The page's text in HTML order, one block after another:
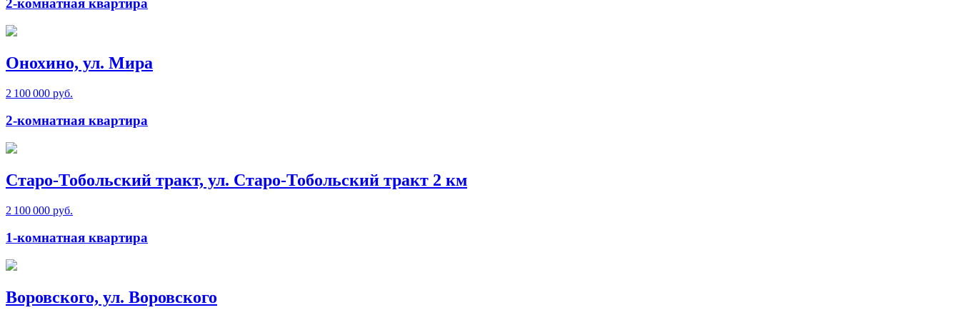
2-комнатная квартира
Онохино, ул. Мира
2 100 000 руб.
2-комнатная квартира
Старо-Тобольский тракт, ул. Старо-Тобольский тракт 2 км
2 100 000 руб.
1-комнатная квартира
Воровского, ул. Воровского